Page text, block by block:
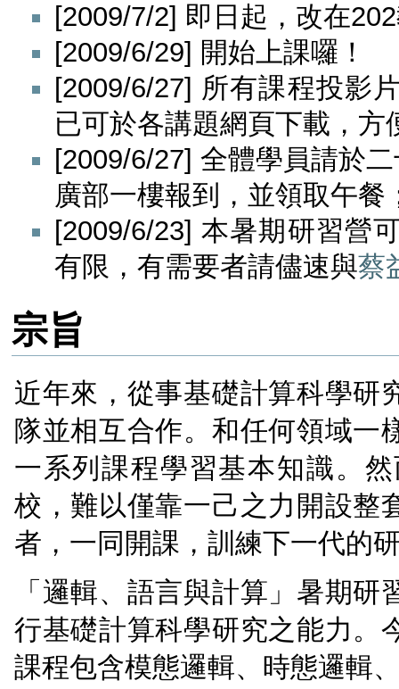
[2009/7/2] 即日起，改在
[2009/6/29] 開始上課囉！
[2009/6/27] 所有課程投影
已可於各講題網頁下載，方
[2009/6/27] 全體學員請於
廣部一樓報到，並領取午
[2009/6/23] 本暑期研習營
有限，有需要者請儘速與蔡
宗旨
近年來，從事基礎計算科學研
隊並相互合作。和任何領域一
一系列課程學習基本知識。
校，難以僅靠一己之力開設整
者，一同開課，訓練下一代的
「邏輯、語言與計算」暑期
行基礎計算科學研究之能力。
課程包含模態邏輯、時態邏輯